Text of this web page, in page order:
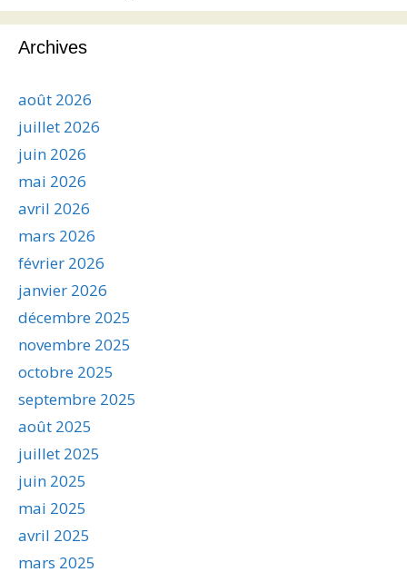
Archives
août 2026
juillet 2026
juin 2026
mai 2026
avril 2026
mars 2026
février 2026
janvier 2026
décembre 2025
novembre 2025
octobre 2025
septembre 2025
août 2025
juillet 2025
juin 2025
mai 2025
avril 2025
mars 2025